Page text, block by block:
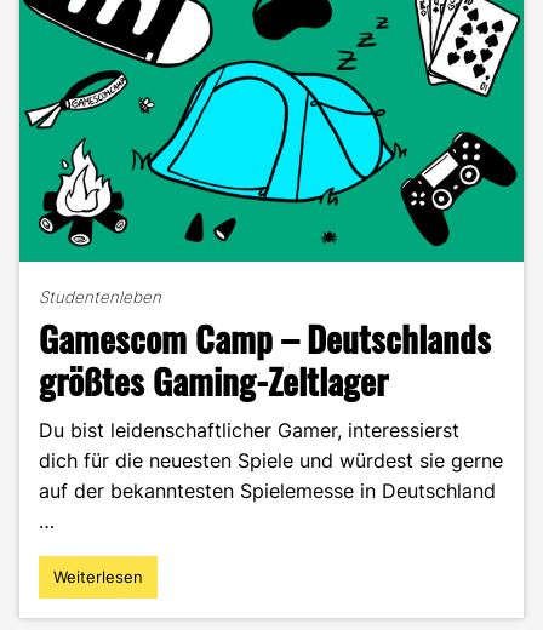
Studentenleben
Gamescom Camp – Deutschlands
größtes Gaming-Zeltlager
Du bist leidenschaftlicher Gamer, interessierst
dich für die neuesten Spiele und würdest sie gerne
auf der bekanntesten Spielemesse in Deutschland
…
"Gamescom
Camp
Weiterlesen